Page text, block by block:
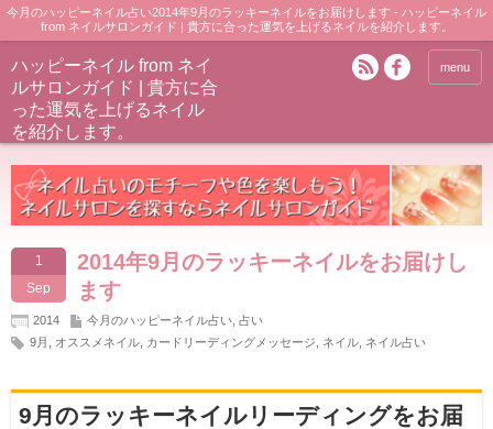
今月のハッピーネイル占い2014年9月のラッキーネイルをお届けします - ハッピーネイル
from ネイルサロンガイド | 貴方に合った運気を上げるネイルを紹介します。
ハッピーネイル from ネイ
ルサロンガイド | 貴方に合
った運気を上げるネイル
を紹介します。
menu
1
Sep
2014年9月のラッキーネイルをお届けし
ます
2014 今月のハッピーネイル占い 占い
9月
オススメネイル カードリーディングメッセージ ネイル ネイル占い
9月のラッキーネイルリーディングをお届